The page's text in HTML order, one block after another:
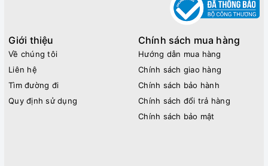
Giới thiệu
Về chúng tôi
Liên hệ
Tìm đường đi
Quy định sử dụng
Chính sách mua hàng
Hướng dẫn mua hàng
Chính sách giao hàng
Chính sách bảo hành
Chính sách đổi trả hàng
Chính sách bảo mật